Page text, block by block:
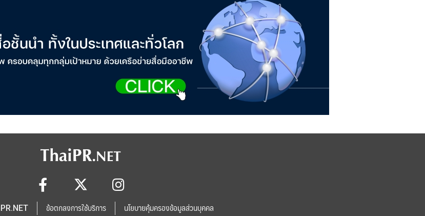
ข้อตกลงการใช้บริการ นโยบายคุ้มครองข้อมูลส่วนบุคคล